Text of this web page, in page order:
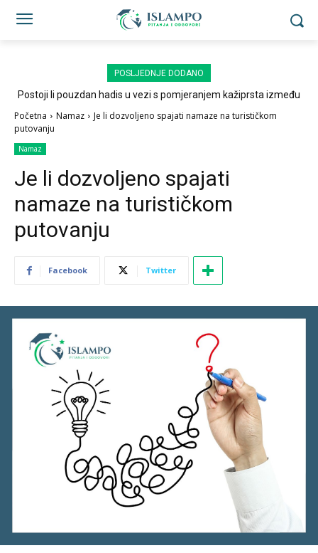
POSLJEDNJE DODANO
Postoji li pouzdan hadis u vezi s pomjeranjem kažiprsta između
Početna Namaz
Je li dozvoljeno spajati namaze na turističkom
putovanju
Namaz
Je li dozvoljeno spajati
namaze na turističkom
putovanju
Facebook Twitter